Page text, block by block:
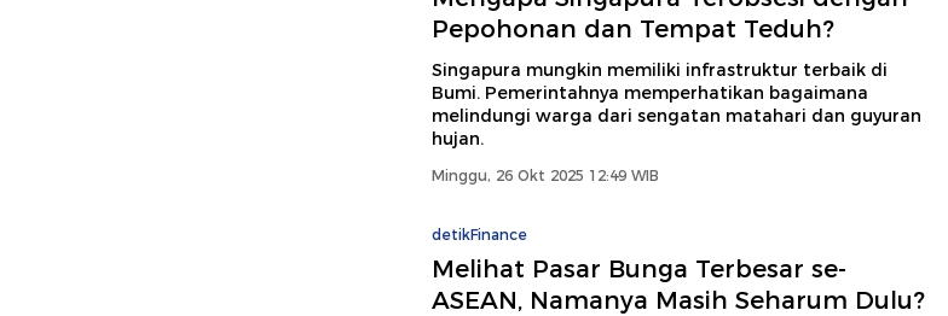
Pepohonan dan Tempat Teduh?
Singapura mungkin memiliki infrastruktur terbaik di
Bumi. Pemerintahnya memperhatikan bagaimana
melindungi warga dari sengatan matahari dan guyuran
hujan.
Minggu, 26 Okt 2025 12:49 WIB
detikFinance
Melihat Pasar Bunga Terbesar se-
ASEAN, Namanya Masih Seharum Dulu?